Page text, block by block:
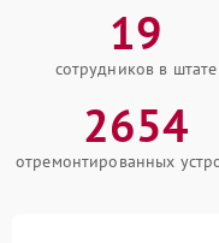
19
сотрудников в штате
2654
отремонтированных